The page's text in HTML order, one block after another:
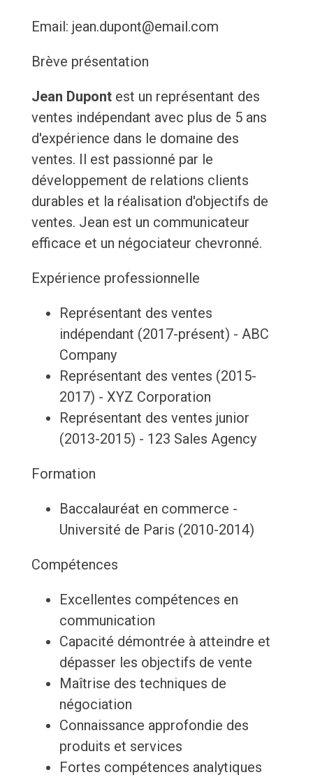
Email: jean.dupont@email.com
Brève présentation
Jean Dupontest un représentant des
ventes indépendant avec plus de 5 ans
d'expérience dans le domaine des
ventes. Il est passionné par le
développement de relations clients
durables et la réalisation d'objectifs de
ventes. Jean est un communicateur
efficace et un négociateur chevronné.
Expérience professionnelle
Représentant des ventes
indépendant (2017-présent) - ABC
Company
Représentant des ventes (2015-
2017) - XYZ Corporation
Représentant des ventes junior
(2013-2015) - 123 Sales Agency
Formation
Baccalauréat en commerce -
Université de Paris (2010-2014)
Compétences
Excellentes compétences en
communication
Capacité démontrée à atteindre et
dépasser les objectifs de vente
Maîtrise des techniques de
négociation
Connaissance approfondie des
produits et services
Fortes compétences analytiques